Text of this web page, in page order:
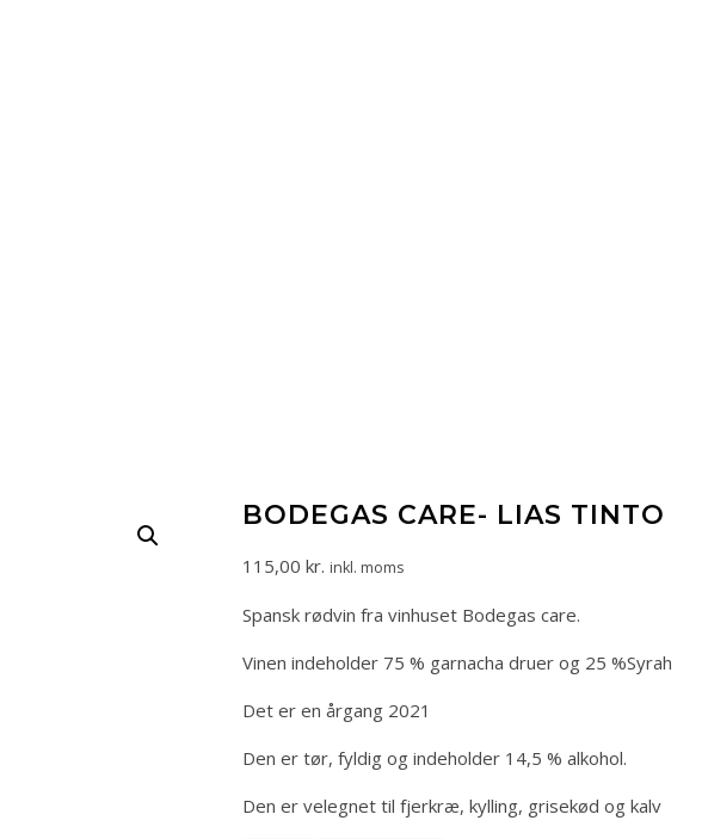
BODEGAS CARE- LIAS TINTO
115,00kr. inkl. moms
Spansk rødvin fra vinhuset Bodegas care.
Vinen indeholder 75 % garnacha druer og 25 %Syrah
Det er en årgang 2021
Den er tør, fyldig og indeholder 14,5 % alkohol.
Den er velegnet til fjerkræ, kylling, grisekød og kalv